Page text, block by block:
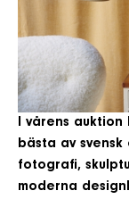
I vårens
bästa av
fotografi,
moderna